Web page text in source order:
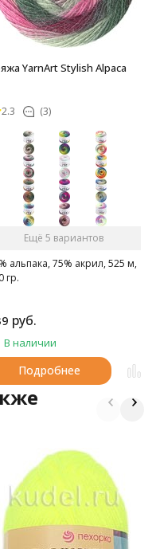
YarnArt Stylish Alpaca
2.3 (3)
Ещё 5 вариантов
альпака, 75% акрил, 525 м,
гр.
руб.
В наличии
Подробнее